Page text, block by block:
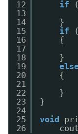
12
13
14
15
16
17
18
19
20
21
22
23
24
25
26
if
}
if
{
}
{
}
}
void
cout